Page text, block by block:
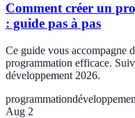
Comment créer un
: guide pas à pas
Ce guide vous accompagne
programmation efficace.
développement 2026.
programmation
Aug 2